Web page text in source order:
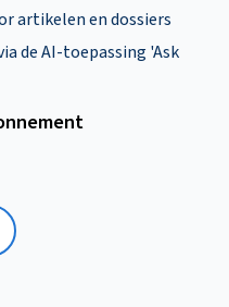
artikelen en dossiers
de AI-toepassing 'Ask